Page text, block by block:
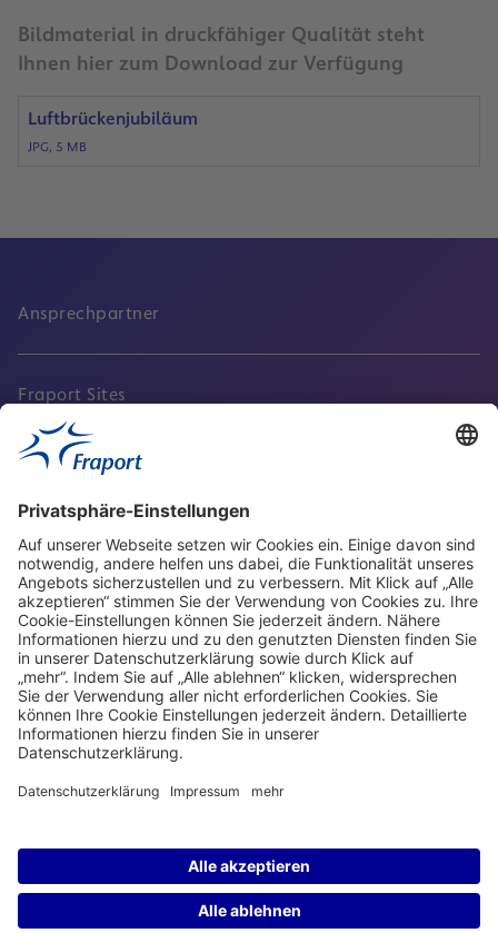
Bildmaterial in druckfähiger Qualität steht
Ihnen hier zum Download zur Verfügung
Luftbrückenjubiläum
JPG, 5 MB
Ansprechpartner
Fraport Sites
Aktuell
Service
Frankfurt Airport
properties.socialType
properties.socialType
properties.socialType
properties.socialType
Frankfurt CargoHub
properties.socialType
©2004-2026 Fraport AG Frankfurt Airport Services Worldwide